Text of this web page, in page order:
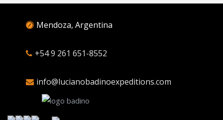
Mendoza, Argentina
+54 9 261 651-8552
info@lucianobadinoexpeditions.com